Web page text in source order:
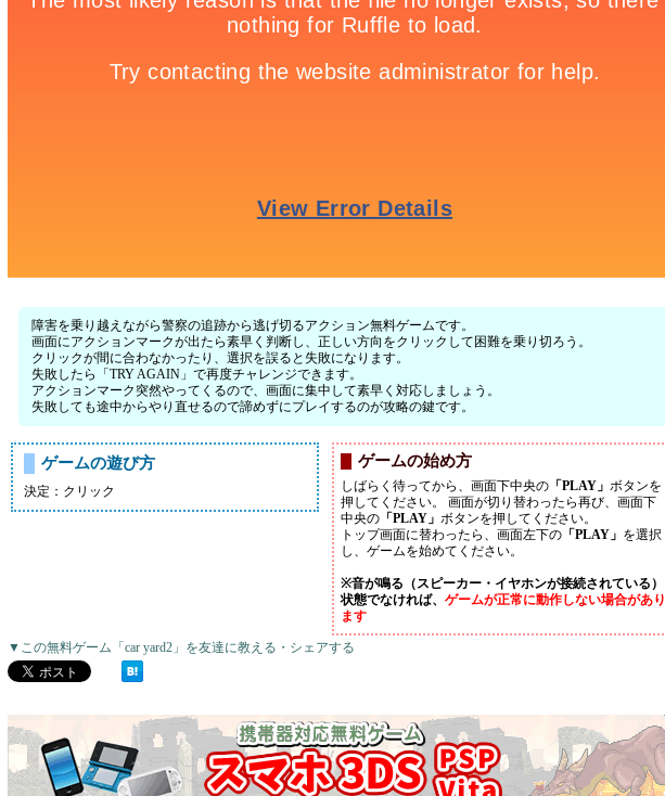
障害を乗り越えながら警察の追跡から逃げ切るアクション無料ゲームです。
画面にアクションマークが出たら素早く判断し、正しい方向をクリックして困難を乗り切ろう。
クリックが間に合わなかったり、選択を誤ると失敗になります。
失敗したら「TRY AGAIN」で再度チャレンジできます。
アクションマーク突然やってくるので、画面に集中して素早く対応しましょう。
失敗しても途中からやり直せるので諦めずにプレイするのが攻略の鍵です。
ゲームの遊び方
決定：クリック
ゲームの始め方
しばらく待ってから、画面下中央の 「PLAY」 ボタンを
押してください。 画面が切り替わったら再び、画面下
中央の 「PLAY」 ボタンを押してください。
トップ画面に替わったら、画面左下の 「PLAY」 を選択
し、ゲームを始めてください。
※音が鳴る（スピーカー・イヤホンが接続されている）
状態でなければ、 ゲームが正常に動作しない場合があり
ます
▼この無料ゲーム「car yard2」を友達に教える・シェアする